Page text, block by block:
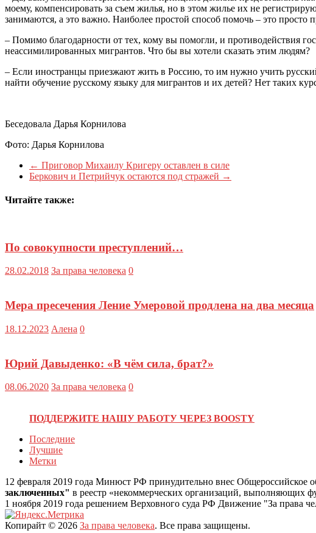
моему, компенсировать за съем жилья, но в этом жилье их не
занимаются, а это важно. Наиболее простой способ помочь – это
– Помимо благодарности от тех, кому вы помогли, и противодействия
неассимилированных мигрантов. Что бы вы хотели сказать этим людям?
– Если иностранцы приезжают жить в Россию, то им нужно учить
найти обучение русскому языку для мигрантов и их детей? Нет таких
Беседовала Дарья Корнилова
Фото: Дарья Корнилова
← Приговор Михаилу Кригеру оставлен в силе
Беркович и Петрийчук остаются под стражей →
Читайте также:
По совокупности преступлений…
28.02.2018 За права человека 0
Мера пресечения Ление Умеровой продлена на два месяца
18.12.2023 Алена 0
Юрий Давыденко: «В чём сила, брат?»
08.06.2020 За права человека 0
ПОДДЕРЖИТЕ НАШУ РАБОТУ ЧЕРЕЗ BOOSTY
Последние
Лучшие
Метки
12 февраля 2019 года Минюст РФ принудительно внес Общероссийское
заключенных" в реестр «некоммерческих организаций, выполняющих
1 ноября 2019 года решением Верховного суда РФ Движение "За права
Копирайт © 2026 За права человека. Все права защищены.